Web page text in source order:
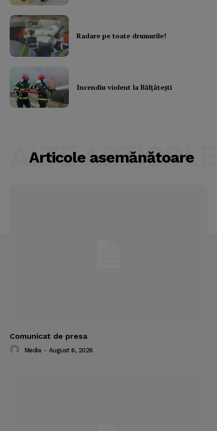
Radare pe toate drumurile!
Incendiu violent la Bălţăteşti
Articole asemănătoare
ALTE ARTICOLE
Comunicat de presa
Media - August 6, 2026